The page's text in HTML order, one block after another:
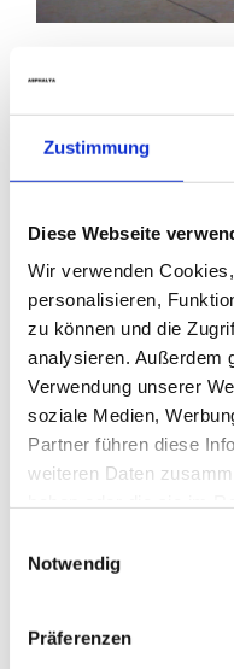
Zustimmung
Diese Webseite
Wir verwenden
personalisieren,
zu können und die
analysieren. Außerdem
Verwendung unserer
soziale Medien,
Partner führen diese
weiteren Daten
Notwendig
Präferenzen
1
Planung